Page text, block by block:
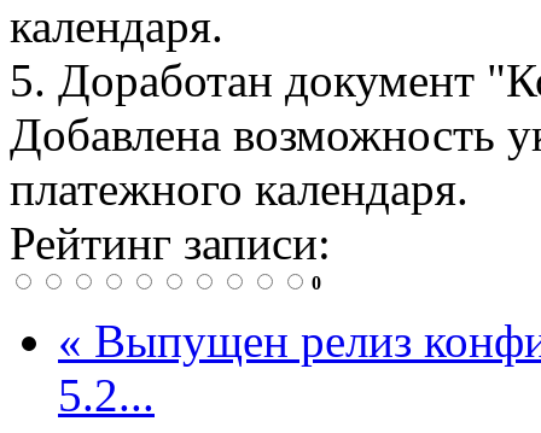
календаря.
5. Доработан документ
Добавлена возможность
платежного календаря.
Рейтинг записи:
0
« Выпущен релиз
5.2...